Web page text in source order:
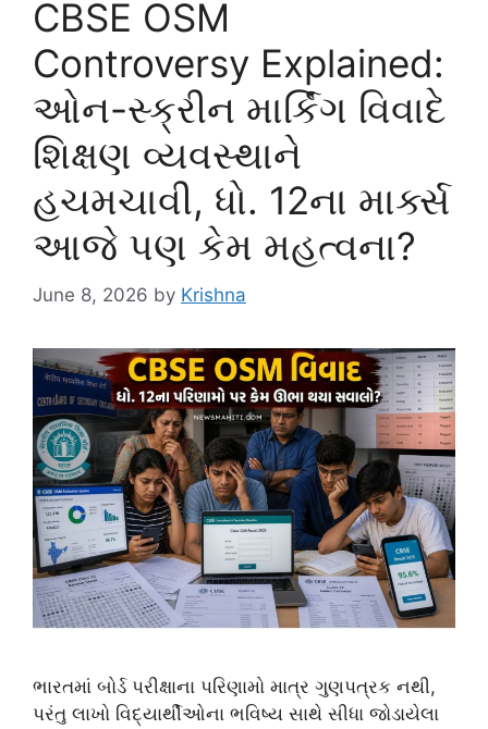
CBSE OSM
Controversy Explained:
ઓન-સ્ક્રીન માર્કિંગ વિવાદે
શિક્ષણ વ્યવસ્થાને
હચમચાવી, ધો. 12ના માર્ક્સ
આજે પણ કેમ મહત્વના?
June 8, 2026 by Krishna
ભારતમાં બોર્ડ પરીક્ષાના પરિણામો માત્ર ગુણપત્રક નથી,
પરંતુ લાખો વિદ્યાર્થીઓના ભવિષ્ય સાથે સીધા જોડાયેલા